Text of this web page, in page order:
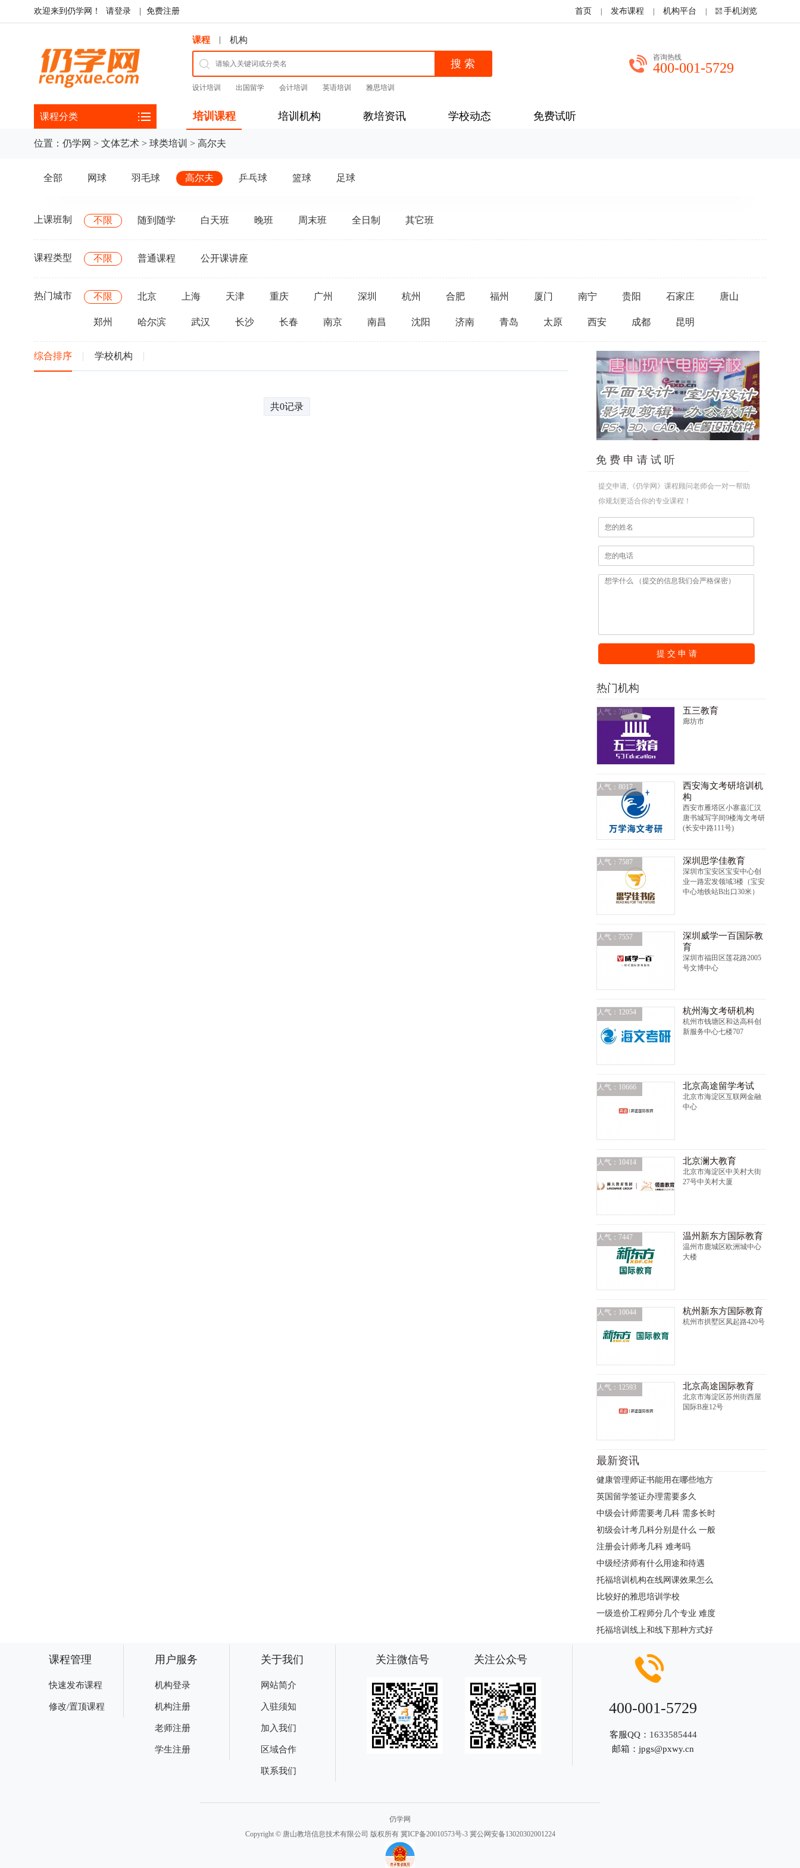
欢迎来到仍学网！ 请登录 免费注册 首页 发布课程 机构平台 手机浏览
课程 | 机构
设计培训 出国留学 会计培训 英语培训 雅思培训
咨询热线
400-001-5729
课程分类 培训课程 培训机构 教培资讯 学校动态 免费试听
位置： 仍学网 > 文体艺术 > 球类培训 > 高尔夫
全部 网球 羽毛球 高尔夫 乒乓球 篮球 足球
上课班制 不限 随到随学 白天班 晚班 周末班 全日制 其它班
课程类型 不限 普通课程 公开课讲座
热门城市 不限 北京 上海 天津 重庆 广州 深圳 杭州 合肥 福州 厦门 南宁 贵阳 石家庄 唐山
郑州 哈尔滨 武汉 长沙 长春 南京 南昌 沈阳 济南 青岛 太原 西安 成都 昆明
综合排序 学校机构
共0记录
免 费 申 请 试 听
提交申请,《仍学网》课程顾问老师会一对一帮助
你规划更适合你的专业课程！
提 交 申 请
热门机构
人气：7898 五三教育
廊坊市
人气：8017
西安海文考研培训机
构
西安市雁塔区小寨嘉汇汉
唐书城写字间9楼海文考研
(长安中路111号)
人气：7587 深圳思学佳教育
深圳市宝安区宝安中心创
业一路宏发领域3楼（宝安
中心地铁站B出口30米）
人气：7557
深圳威学一百国际教
育
深圳市福田区莲花路2005
号文博中心
人气：12054 杭州海文考研机构
杭州市钱塘区和达高科创
新服务中心七楼707
人气：10666 北京高途留学考试
北京市海淀区互联网金融
中心
人气：10414 北京澜大教育
北京市海淀区中关村大街
27号中关村大厦
人气：7447 温州新东方国际教育
温州市鹿城区欧洲城中心
大楼
人气：10044 杭州新东方国际教育
杭州市拱墅区凤起路420号
人气：12593 北京高途国际教育
北京市海淀区苏州街西屋
国际B座12号
最新资讯
健康管理师证书能用在哪些地方
英国留学签证办理需要多久
中级会计师需要考几科 需多长时
初级会计考几科分别是什么 一般
注册会计师考几科 难考吗
中级经济师有什么用途和待遇
托福培训机构在线网课效果怎么
比较好的雅思培训学校
一级造价工程师分几个专业 难度
托福培训线上和线下那种方式好
课程管理
快速发布课程
修改/置顶课程
用户服务
机构登录
机构注册
老师注册
学生注册
关于我们
网站简介
入驻须知
加入我们
区域合作
联系我们
关注微信号 关注公众号
400-001-5729
客服QQ： 1633585444
邮箱： jpgs@pxwy.cn
仍学网
Copyright © 唐山教培信息技术有限公司 版权所有 冀ICP备20010573号-3 冀公网安备13020302001224